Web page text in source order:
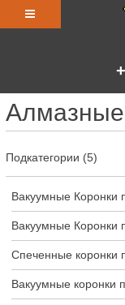
Алмазные
Подкатегории (5)
Вакуумные Коронки
Вакуумные Коронки
Спеченные коронки
Вакуумные коронки